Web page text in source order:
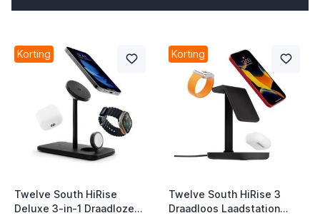
Korting
Twelve South HiRise
Deluxe 3-in-1 Draadloze
Korting
Twelve South HiRise 3
Draadloos Laadstation